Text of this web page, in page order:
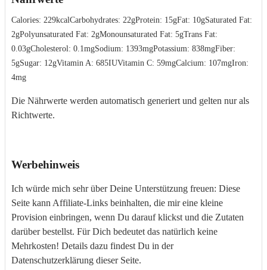
Calories: 229kcalCarbohydrates: 22gProtein: 15gFat: 10gSaturated Fat:
2gPolyunsaturated Fat: 2gMonounsaturated Fat: 5gTrans Fat:
0.03gCholesterol: 0.1mgSodium: 1393mgPotassium: 838mgFiber:
5gSugar: 12gVitamin A: 685IUVitamin C: 59mgCalcium: 107mgIron:
4mg
Die Nährwerte werden automatisch generiert und gelten nur als
Richtwerte.
Werbehinweis
Ich würde mich sehr über Deine Unterstützung freuen: Diese
Seite kann Affiliate-Links beinhalten, die mir eine kleine
Provision einbringen, wenn Du darauf klickst und die Zutaten
darüber bestellst. Für Dich bedeutet das natürlich keine
Mehrkosten! Details dazu findest Du in der
Datenschutzerklärung dieser Seite.